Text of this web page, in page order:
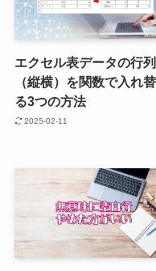
エクセル表データの行列
（縦横）を関数で入れ
る3つの方法
2025-02-11